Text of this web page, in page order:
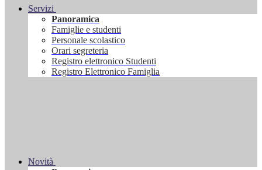
Servizi
Panoramica
Famiglie e studenti
Personale scolastico
Orari segreteria
Registro elettronico Studenti
Registro Elettronico Famiglia
Novità